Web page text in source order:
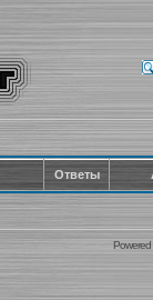
Ответы